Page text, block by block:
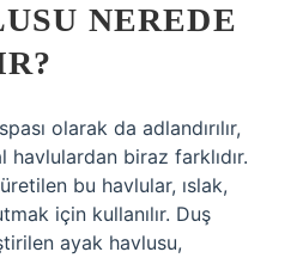
NEREDE
olarak da adlandırılır,
havlulardan biraz farklıdır.
bu havlular, ıslak,
için kullanılır. Duş
ayak havlusu,